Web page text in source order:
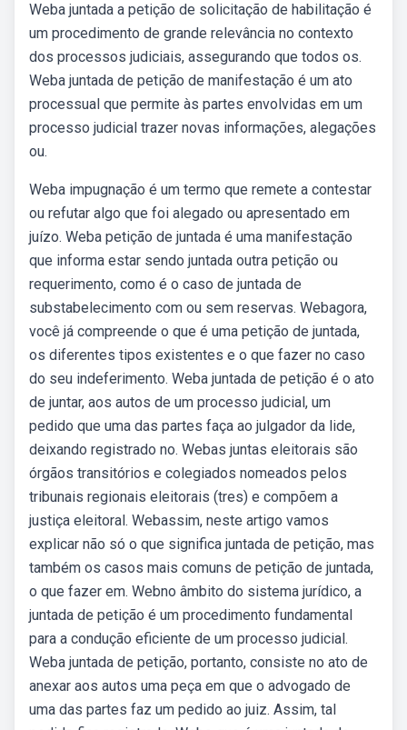
Weba juntada a petição de solicitação de habilitação é
um procedimento de grande relevância no contexto
dos processos judiciais, assegurando que todos os.
Weba juntada de petição de manifestação é um ato
processual que permite às partes envolvidas em um
processo judicial trazer novas informações, alegações
ou.
Weba impugnação é um termo que remete a contestar
ou refutar algo que foi alegado ou apresentado em
juízo. Weba petição de juntada é uma manifestação
que informa estar sendo juntada outra petição ou
requerimento, como é o caso de juntada de
substabelecimento com ou sem reservas. Webagora,
você já compreende o que é uma petição de juntada,
os diferentes tipos existentes e o que fazer no caso
do seu indeferimento. Weba juntada de petição é o ato
de juntar, aos autos de um processo judicial, um
pedido que uma das partes faça ao julgador da lide,
deixando registrado no. Webas juntas eleitorais são
órgãos transitórios e colegiados nomeados pelos
tribunais regionais eleitorais (tres) e compõem a
justiça eleitoral. Webassim, neste artigo vamos
explicar não só o que significa juntada de petição, mas
também os casos mais comuns de petição de juntada,
o que fazer em. Webno âmbito do sistema jurídico, a
juntada de petição é um procedimento fundamental
para a condução eficiente de um processo judicial.
Weba juntada de petição, portanto, consiste no ato de
anexar aos autos uma peça em que o advogado de
uma das partes faz um pedido ao juiz. Assim, tal